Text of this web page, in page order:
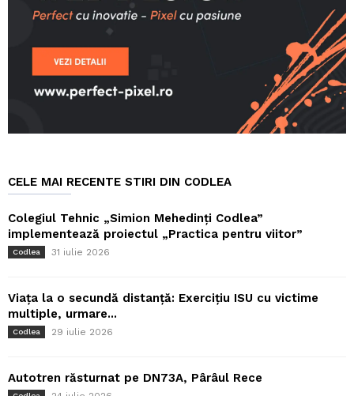
CELE MAI RECENTE STIRI DIN CODLEA
Colegiul Tehnic „Simion Mehedinți Codlea”
implementează proiectul „Practica pentru viitor”
Codlea 31 iulie 2026
Viața la o secundă distanță: Exercițiu ISU cu victime
multiple, urmare...
Codlea 29 iulie 2026
Autotren răsturnat pe DN73A, Pârâul Rece